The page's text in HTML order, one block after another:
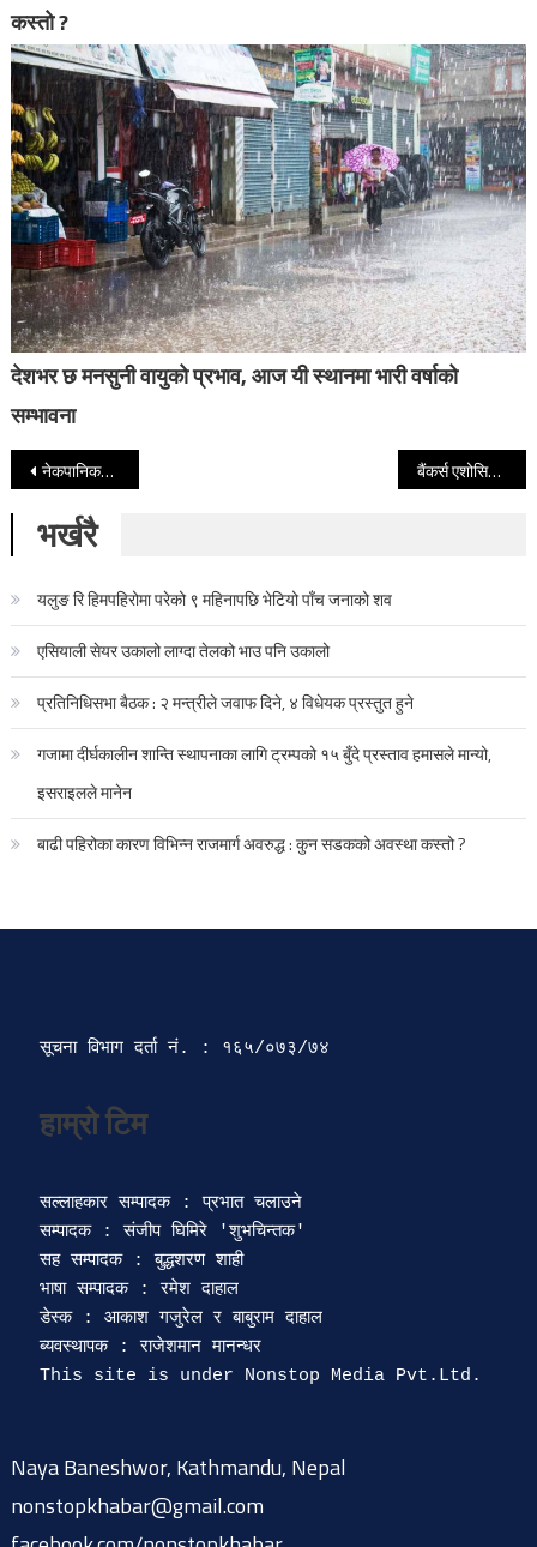
कस्तो ?
देशभर छ मनसुनी वायुको प्रभाव, आज यी स्थानमा भारी वर्षाको
सम्भावना
Post navigation
नेकपानिकट जनस्वास्थ्यकर्मी महासंघले पायो पूर्णता, यसरी छानिए नयाँ पदाधिकारी बैंकर्स एशोसियसनमा ३ बैंकका सिइओ कार्यसमितिमा थपिए
भर्खरै
यलुङ रि हिमपहिरोमा परेको ९ महिनापछि भेटियो पाँच जनाको शव
एसियाली सेयर उकालो लाग्दा तेलको भाउ पनि उकालो
प्रतिनिधिसभा बैठक : २ मन्त्रीले जवाफ दिने, ४ विधेयक प्रस्तुत हुने
गजामा दीर्घकालीन शान्ति स्थापनाका लागि ट्रम्पको १५ बुँदे प्रस्ताव हमासले मान्यो,
इसराइलले मानेन
बाढी पहिरोका कारण विभिन्न राजमार्ग अवरुद्ध : कुन सडकको अवस्था कस्तो ?
सूचना विभाग दर्ता‍ नं. : १६५/०७३/७४
हाम्रो टिम
सल्लाहकार सम्पादक : प्रभात चलाउने
सम्पादक : संजीप घिमिरे 'शुभचिन्तक'
सह सम्पादक : बुद्धशरण शाही
भाषा सम्पादक : रमेश दाहाल
डेस्क : आकाश गजुरेल र बाबुराम दाहाल
ब्यवस्थापक : राजेशमान मानन्धर
Naya Baneshwor, Kathmandu, Nepal
nonstopkhabar@gmail.com